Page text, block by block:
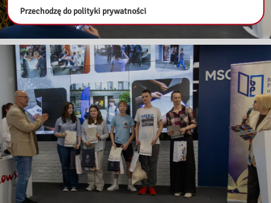
Przechodzę do polityki prywatności